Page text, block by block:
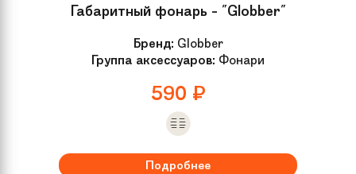
Габаритный фонарь - "Globber"
Бренд: Globber
Группа аксессуаров: Фонари
590 ₽
Подробнее